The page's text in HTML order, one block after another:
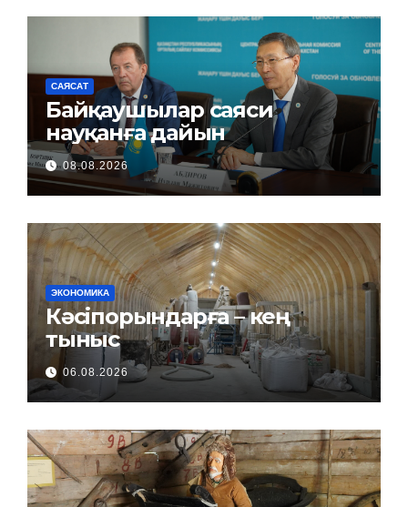
САЯСАТ
Байқаушылар саяси
науқанға дайын
08.08.2026
ЭКОНОМИКА
Кәсіпорындарға – кең
тыныс
06.08.2026